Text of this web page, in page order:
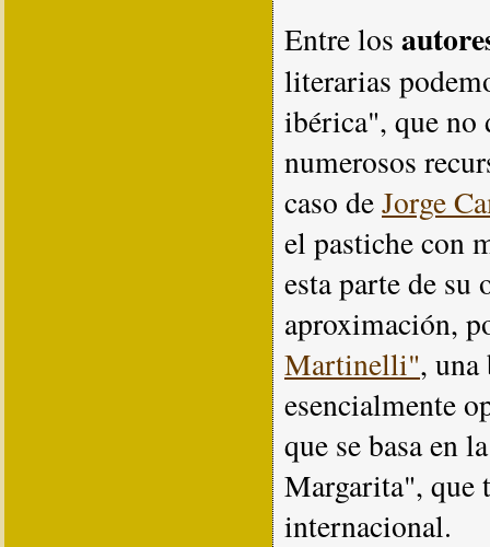
Entre los
literarias
ibérica", que no
numerosos
caso deJorge
el pastiche con
esta parte de
aproximación,
Martinelli", una
esencialmente
que se basa en
Margarita", que
internacional.